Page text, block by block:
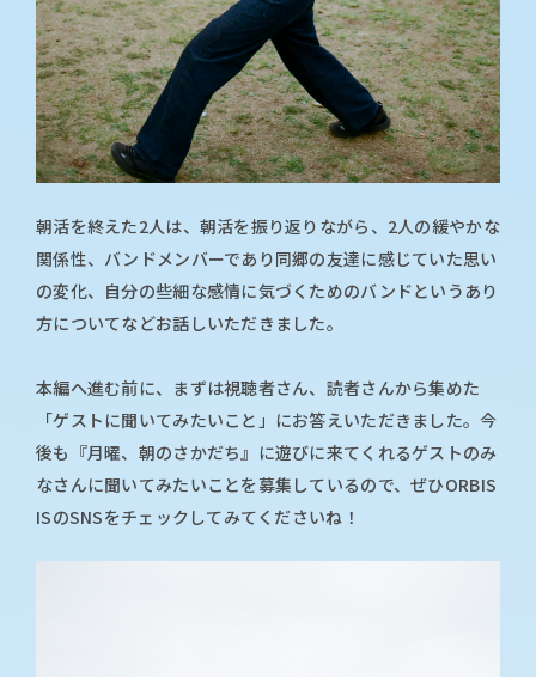
朝活を終えた2人は、朝活を振り返りながら、2人の緩やかな
関係性、バンドメンバーであり同郷の友達に感じていた思い
の変化、自分の些細な感情に気づくためのバンドというあり
方についてなどお話しいただきました。
本編へ進む前に、まずは視聴者さん、読者さんから集めた
「ゲストに聞いてみたいこと」にお答えいただきました。今
後も『月曜、朝のさかだち』に遊びに来てくれるゲストのみ
なさんに聞いてみたいことを募集しているので、ぜひORBIS
ISのSNSをチェックしてみてくださいね！